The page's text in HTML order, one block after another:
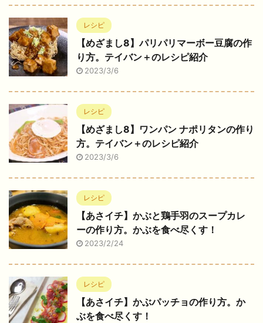
レシピ
【めざまし8】パリパリマーボー豆腐の作
り方。テイバン＋のレシピ紹介
2023/3/6
レシピ
【めざまし8】ワンパン ナポリタンの作り
方。テイバン＋のレシピ紹介
2023/3/6
レシピ
【あさイチ】かぶと鶏手羽のスープカレ
ーの作り方。かぶを食べ尽くす！
2023/2/24
レシピ
【あさイチ】かぶパッチョの作り方。か
ぶを食べ尽くす！